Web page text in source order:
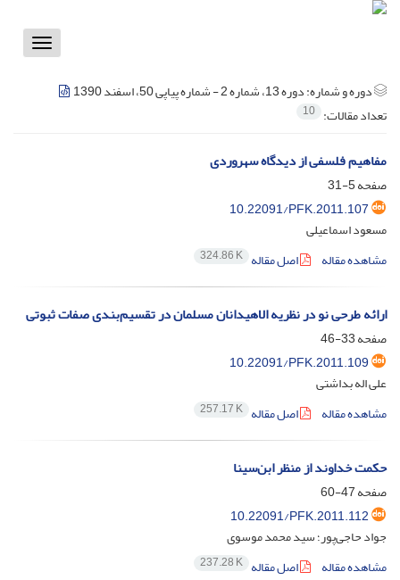
Toggle
دوره و شماره:دوره 13، شماره 2 - شماره پیاپی 50، اسفند 1390
تعداد مقالات: 10
مفاهیم فلسفی از دیدگاه سهروردی
صفحه5-31
10.22091/PFK.2011.107
مسعود اسماعیلی
مشاهده مقاله
اصل مقاله 324.86 K
ارائه طرحی نو در نظریه الاهیدانان مسلمان در تقسیم‌بندی صفات ثبوتی
صفحه33-46
10.22091/PFK.2011.109
علی اله بداشتی
مشاهده مقاله
اصل مقاله 257.17 K
حکمت خداوند از منظر ابن‌سینا
صفحه47-60
10.22091/PFK.2011.112
جواد حاجی‌پور؛ سید محمد موسوی
مشاهده مقاله
اصل مقاله 237.28 K